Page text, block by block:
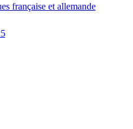
française et allemande